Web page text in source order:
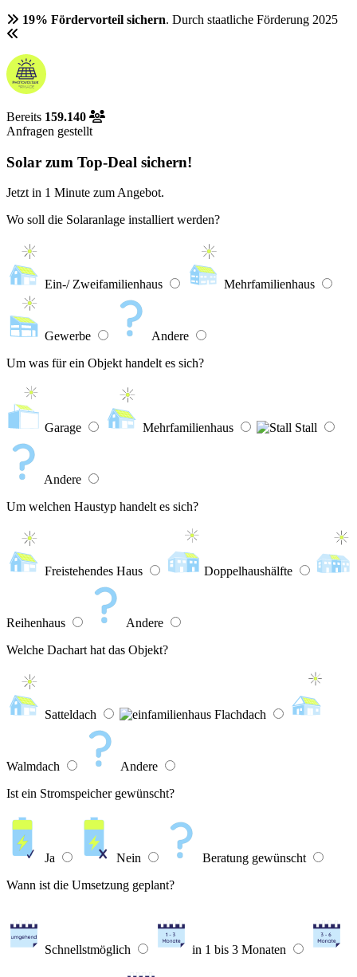
19% Fördervorteil sichern. Durch staatliche Förderung 2025
Bereits 159.140
Anfragen gestellt
Solar zum Top-Deal sichern!
Jetzt in 1 Minute zum Angebot.
Wo soll die Solaranlage installiert werden?
Ein-/ Zweifamilienhaus Mehrfamilienhaus
Gewerbe
Andere
Um was für ein Objekt handelt es sich?
Garage Mehrfamilienhaus Stall
Andere
Um welchen Haustyp handelt es sich?
Freistehendes Haus Doppelhaushälfte
Reihenhaus
Andere
Welche Dachart hat das Objekt?
Satteldach Flachdach
Walmdach
Andere
Ist ein Stromspeicher gewünscht?
Ja Nein
Beratung gewünscht
Wann ist die Umsetzung geplant?
Schnellstmöglich in 1 bis 3 Monaten